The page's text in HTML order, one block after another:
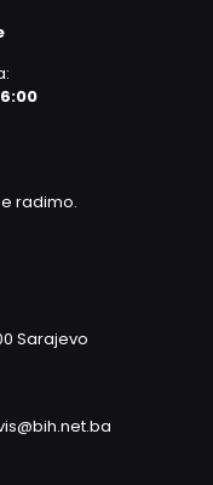
radimo.
Sarajevo